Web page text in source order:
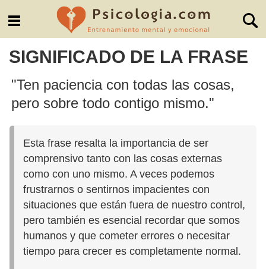
SIGNIFICADO DE LA FRASE
"Ten paciencia con todas las cosas,
pero sobre todo contigo mismo."
Esta frase resalta la importancia de ser
comprensivo tanto con las cosas externas
como con uno mismo. A veces podemos
frustrarnos o sentirnos impacientes con
situaciones que están fuera de nuestro control,
pero también es esencial recordar que somos
humanos y que cometer errores o necesitar
tiempo para crecer es completamente normal.